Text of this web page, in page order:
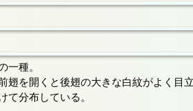
一種。
翅を開くと後翅の大きな白紋がよく目立
て分布している。